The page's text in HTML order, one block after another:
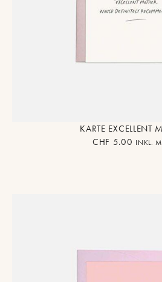
KARTE EXCELLENT
CHF 5.00 INKL.